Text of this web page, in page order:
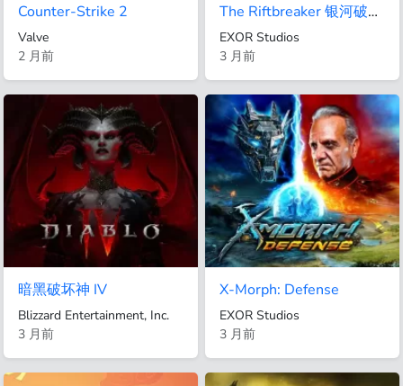
Counter-Strike 2
Valve
2 月前
The Riftbreaker 银河破裂者
EXOR Studios
3 月前
暗黑破坏神 IV
Blizzard Entertainment, Inc.
3 月前
X-Morph: Defense
EXOR Studios
3 月前